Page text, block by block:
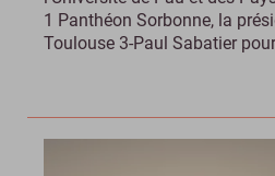
1 Panthéon Sorbonne, la
Toulouse 3-Paul Sabatier